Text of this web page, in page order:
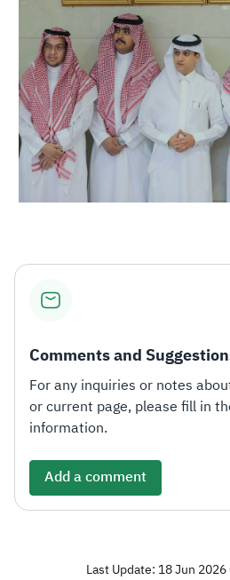
Comments and
For any inquiries or notes
or current page, please fill in
information.
Add a comment
Last Update: 18 Jun